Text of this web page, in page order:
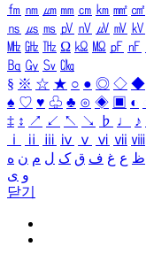
㎙ ㎚ ㎛ ㎜ ㎝ ㎞ ㎟ ㎠
㎱ ㎲ ㎳ ㎴ ㎵ ㎶ ㎷ ㎸
㎒ ㎓ ㎔ Ω ㏀ ㏁ ㎊ ㎋
㏃ ㏉ ㏜ ㏆
§ ※ ☆ ★ ○ ● ◎ ◇ ◆
♠ ♡ ♥ ♧ ♣ ⊙ ◈ ▣ ◐
‡ ↕ ↗ ↙ ↖ ↘ ♭ ♩ ♪
ⅰ
ⅱ ⅲ ⅳ ⅴ ⅵ ⅶ ⅷ
ظ ع غ ف ق ک ل م ن ه
و ی
닫기